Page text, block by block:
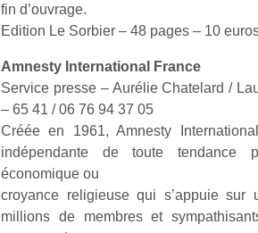
fin d’ouvrage.
Edition Le Sorbier – 48 pages – 10
Amnesty International France
Service presse – Aurélie Chatelard /
– 65 41 / 06 76 94 37 05
Créée en 1961, Amnesty
indépendante de toute tendance
économique ou
croyance religieuse qui s’appuie
millions de membres et
NextGen,
une
nouvelle
trottinette
mécanique
Beeper
Les
enfants
débordent
Des
trampolines
grands et
les petits !
vacances
estivales